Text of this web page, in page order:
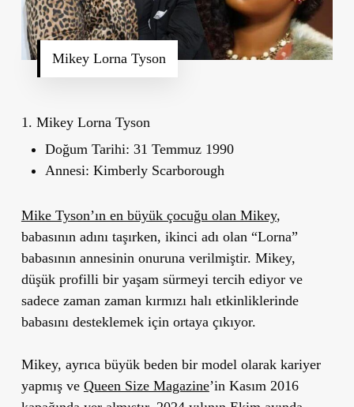
Mikey Lorna Tyson
1. Mikey Lorna Tyson
Doğum Tarihi: 31 Temmuz 1990
Annesi: Kimberly Scarborough
Mike Tyson’ın en büyük çocuğu olan Mikey,
babasının adını taşırken, ikinci adı olan “Lorna”
babasının annesinin onuruna verilmiştir. Mikey,
düşük profilli bir yaşam sürmeyi tercih ediyor ve
sadece zaman zaman kırmızı halı etkinliklerinde
babasını desteklemek için ortaya çıkıyor.
Mikey, ayrıca büyük beden bir model olarak kariyer
yapmış ve Queen Size Magazine’in Kasım 2016